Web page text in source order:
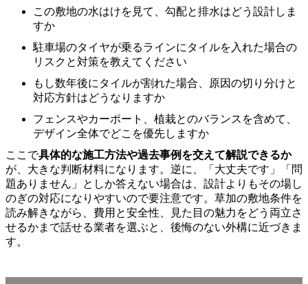
この敷地の水はけを見て、勾配と排水はどう設計しま
すか
駐車場のタイヤが乗るラインにタイルを入れた場合の
リスクと対策を教えてください
もし数年後にタイルが割れた場合、原因の切り分けと
対応方針はどうなりますか
フェンスやカーポート、植栽とのバランスを含めて、
デザイン全体でどこを優先しますか
ここで具体的な施工方法や過去事例を交えて解説できるか
が、大きな判断材料になります。逆に、「大丈夫です」「問
題ありません」としか答えない場合は、設計よりもその場し
のぎの対応になりやすいので要注意です。草加の敷地条件を
読み解きながら、費用と安全性、見た目の魅力をどう両立さ
せるかまで話せる業者を選ぶと、後悔のない外構に近づきま
す。